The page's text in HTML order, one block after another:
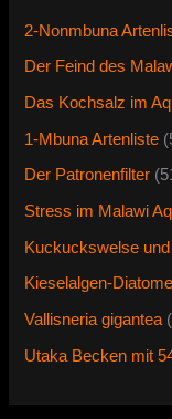
2-Nonmbuna
Der Feind des
Das Kochsalz im
1-Mbuna Artenliste
Der Patronenfilter
Stress im Malawi
Kuckuckswelse
Kieselalgen-
Vallisneria gigantea
Utaka Becken mit